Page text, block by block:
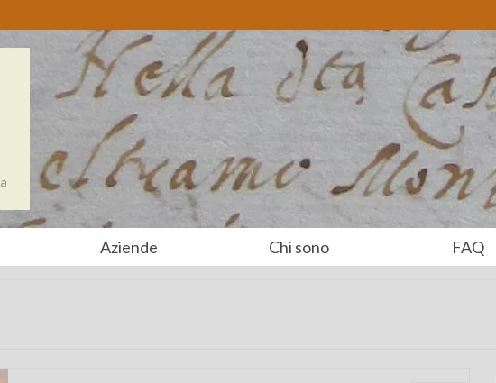
Aziende Chi sono FAQ